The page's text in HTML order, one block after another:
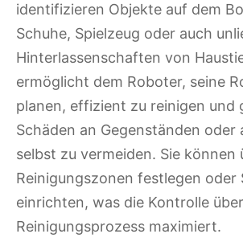
identifizieren Objekte auf dem
Schuhe, Spielzeug oder auch
Hinterlassenschaften von
ermöglicht dem Roboter, seine
planen, effizient zu reinigen und
Schäden an Gegenständen oder
selbst zu vermeiden. Sie können
Reinigungszonen festlegen oder
einrichten, was die Kontrolle
Reinigungsprozess maximiert.